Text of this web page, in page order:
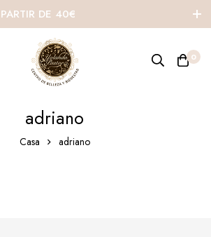
DE 40€
0
adriano
Casa adriano